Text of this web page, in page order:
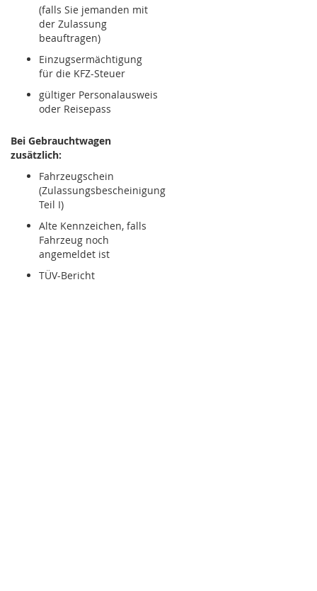
(falls Sie jemanden mit
der Zulassung
beauftragen)
Einzugsermächtigung
für die KFZ-Steuer
gültiger Personalausweis
oder Reisepass
Bei Gebrauchtwagen
zusätzlich:
Fahrzeugschein
(Zulassungsbescheinigung
Teil I)
Alte Kennzeichen, falls
Fahrzeug noch
angemeldet ist
TÜV-Bericht